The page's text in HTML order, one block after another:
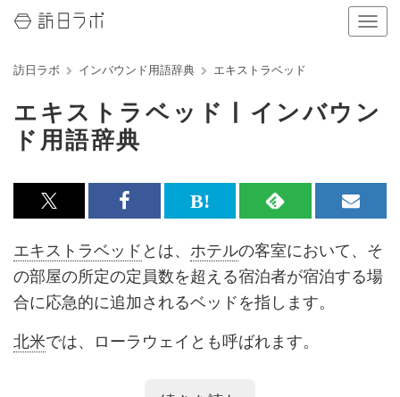
ナ
ビ
ョ
示
切
替
え
訪日ラボ インバウンド用語辞典 エキストラベッド
エキストラベッド | インバウン
ド用語辞典
x<br>
で
記
事
シ
Facebook<br>
で
記
事
シ
は
て
な
ブ
ク
RSS
で
記
事
購
メ
マ
エキストラベッドとは、 ホテルの客室において、そ
の部屋の所定の定員数を超える宿泊者が宿泊する場
合に応急的に追加されるベッドを指します。
北米では、ローラウェイとも呼ばれます。